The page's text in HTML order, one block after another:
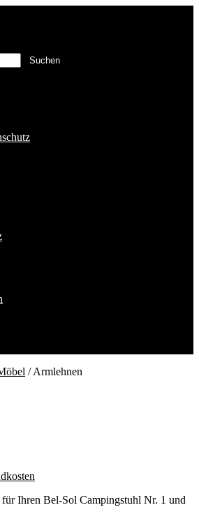
Suchen
/Armlehnen
Ihren Bel-Sol Campingstuhl Nr. 1 und